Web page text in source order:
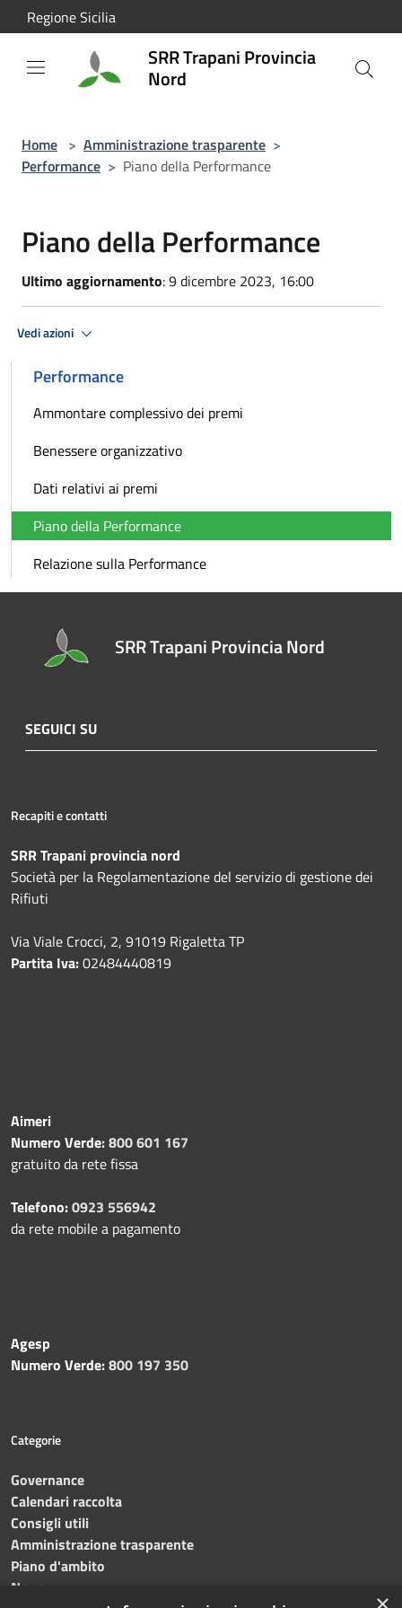
Salta al contenuto principale
Regione Sicilia
SRR Trapani Provincia
Nord
Home > Amministrazione trasparente >
Performance > Piano della Performance
Piano della Performance
Ultimo aggiornamento: 9 dicembre 2023, 16:00
Vedi azioni
Performance
Ammontare complessivo dei premi
Benessere organizzativo
Dati relativi ai premi
Piano della Performance
Relazione sulla Performance
SRR Trapani Provincia Nord
SEGUICI SU
Recapiti e contatti
SRR Trapani provincia nord
Società per la Regolamentazione del servizio di gestione dei
Rifiuti
Via Viale Crocci, 2, 91019 Rigaletta TP
Partita Iva:02484440819
Aimeri
Numero Verde:800 601 167
gratuito da rete fissa
Telefono:0923 556942
da rete mobile a pagamento
Agesp
Numero Verde:800 197 350
Categorie
Governance
Calendari raccolta
Consigli utili
Amministrazione trasparente
Piano d'ambito
News